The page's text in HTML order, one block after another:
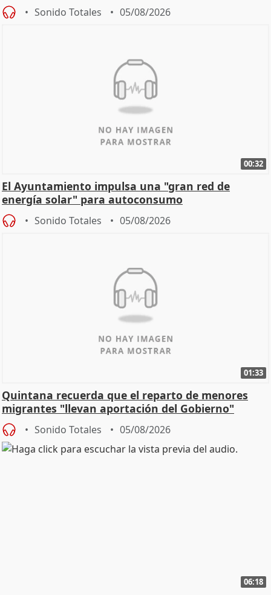
Sonido Totales 05/08/2026
00:32
El Ayuntamiento impulsa una "gran red de
energía solar" para autoconsumo
Sonido Totales 05/08/2026
01:33
Quintana recuerda que el reparto de menores
migrantes "llevan aportación del Gobierno"
central
Sonido Totales 05/08/2026
06:18